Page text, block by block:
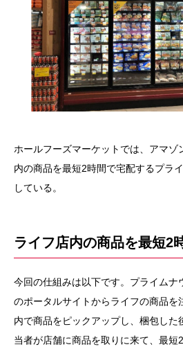
ホールフーズマーケットでは、アマゾ
内の商品を最短2時間で宅配するプラ
している。
ライフ店内の商品を最短2
今回の仕組みは以下です。プライムナ
のポータルサイトからライフの商品を
内で商品をピックアップし、梱包した
当者が店舗に商品を取りに来て、最短